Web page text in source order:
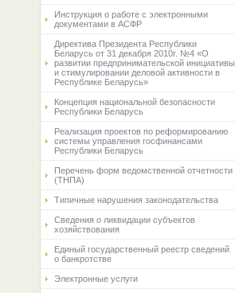
Инструкция о работе с электронными
документами в АСФР
Директива Президента Республики
Беларусь от 31 декабря 2010г. №4 «О
развитии предпринимательской инициативы
и стимулировании деловой активности в
Республике Беларусь»
Концепция национальной безопасности
Республики Беларусь
Реализация проектов по реформированию
системы управления госфинансами
Республики Беларусь
Перечень форм ведомственной отчетности
(ТНПА)
Типичные нарушения законодательства
Сведения о ликвидации субъектов
хозяйствования
Единый государственный реестр сведений
о банкротстве
Электронные услуги